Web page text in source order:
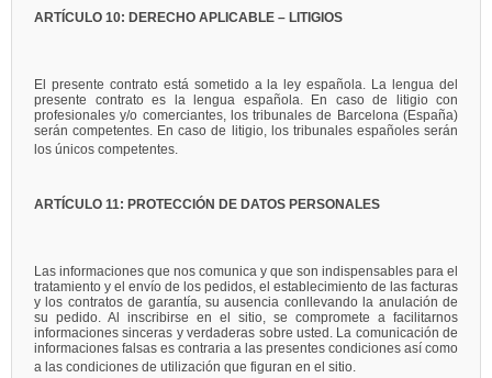
ARTÍCULO 10: DERECHO APLICABLE – LITIGIOS
El presente contrato está sometido a la ley española. La lengua del
presente contrato es la lengua española. En caso de litigio con
profesionales y/o comerciantes, los tribunales de Barcelona (España)
serán competentes. En caso de litigio, los tribunales españoles serán
los únicos competentes.
ARTÍCULO 11: PROTECCIÓN DE DATOS PERSONALES
Las informaciones que nos comunica y que son indispensables para el
tratamiento y el envío de los pedidos, el establecimiento de las facturas
y los contratos de garantía, su ausencia conllevando la anulación de
su pedido. Al inscribirse en el sitio, se compromete a facilitarnos
informaciones sinceras y verdaderas sobre usted. La comunicación de
informaciones falsas es contraria a las presentes condiciones así como
a las condiciones de utilización que figuran en el sitio.